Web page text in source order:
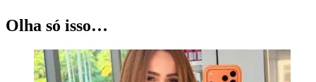
Olha só isso…